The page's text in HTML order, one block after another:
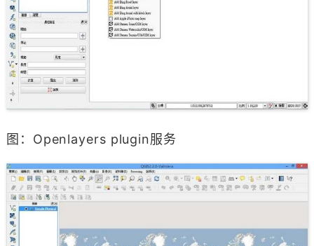
图：Openlayers plugin服务